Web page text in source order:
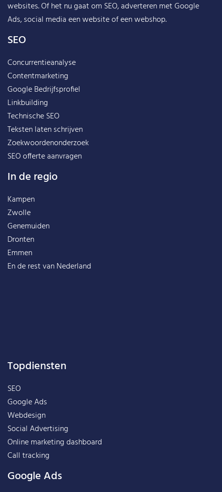
websites. Of het nu gaat om SEO, adverteren met Google
Ads, social media een website of een webshop.
SEO
Concurrentieanalyse
Contentmarketing
Google Bedrijfsprofiel
Linkbuilding
Technische SEO
Teksten laten schrijven
Zoekwoordenonderzoek
SEO offerte aanvragen
In de regio
Kampen
Zwolle
Genemuiden
Dronten
Emmen
En de rest vanNederland
Topdiensten
SEO
Google Ads
Webdesign
Social Advertising
Online marketing dashboard
Call tracking
Google Ads